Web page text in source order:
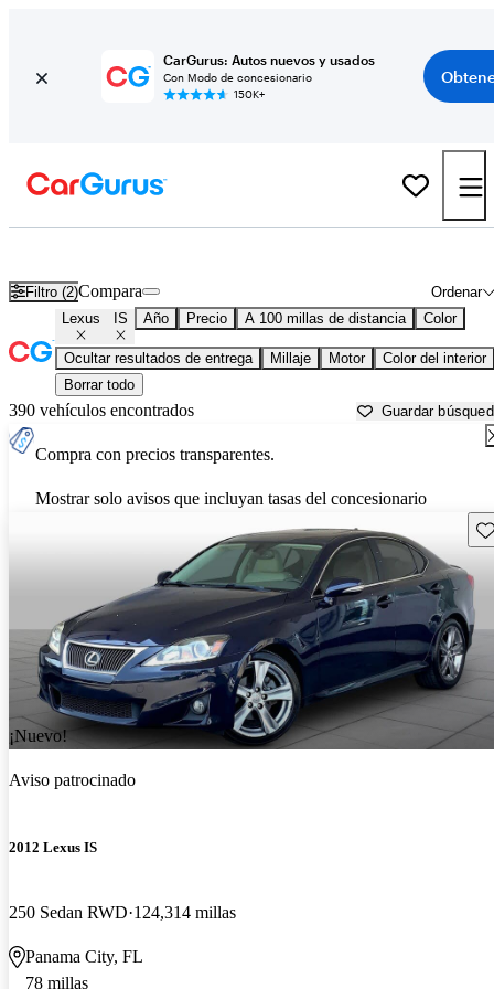
CarGurus: Autos nuevos y usados
Con Modo de concesionario
150K+
Filtro (2) Ordenar
Compara
Lexus IS Año Precio A 100 millas de distancia Color
Ocultar resultados de entrega Millaje Motor
Color del interior
Borrar todo
390 vehículos encontrados Guardar
Compra con precios transparentes.
Mostrar solo avisos que incluyan tasas del concesionario
¡Nuevo!
Aviso patrocinado
2012 Lexus IS
250 Sedan RWD 124,314 millas
Panama City, FL
78 millas